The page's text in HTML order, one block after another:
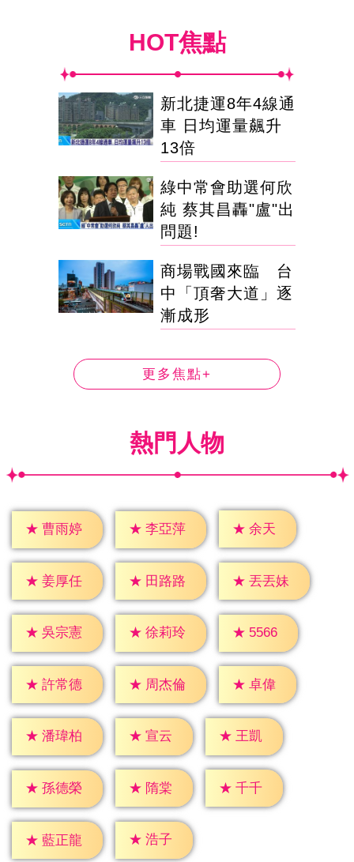
HOT焦點
新北捷運8年4線通
車 日均運量飆升
13倍
綠中常會助選何欣
純 蔡其昌轟"盧"出
問題!
商場戰國來臨 台
中「頂奢大道」逐
漸成形
更多焦點+
熱門人物
★ 曹雨婷 ★ 李亞萍 ★ 余天
★ 姜厚任 ★ 田路路 ★ 丟丟妹
★ 吳宗憲 ★ 徐莉玲 ★ 5566
★ 許常德 ★ 周杰倫 ★ 卓偉
★ 潘瑋柏 ★ 宣云 ★ 王凱
★ 孫德榮 ★ 隋棠 ★ 千千
★ 藍正龍 ★ 浩子